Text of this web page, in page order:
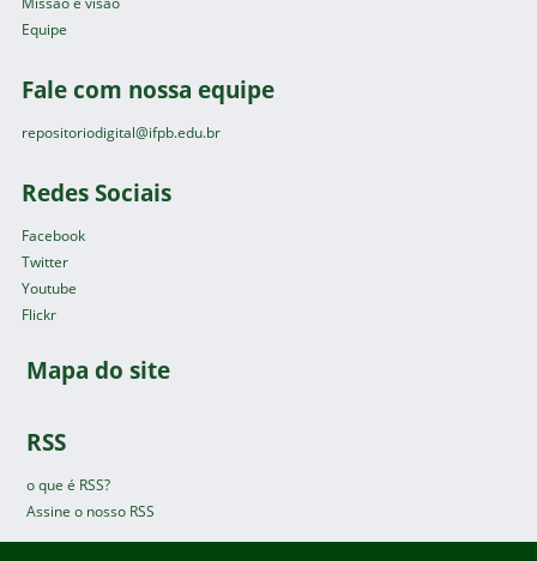
Equipe
Fale com nossa equipe
repositoriodigital@ifpb.edu.br
Redes Sociais
Facebook
Twitter
Youtube
Flickr
Mapa do site
RSS
o que é RSS?
Assine o nosso RSS